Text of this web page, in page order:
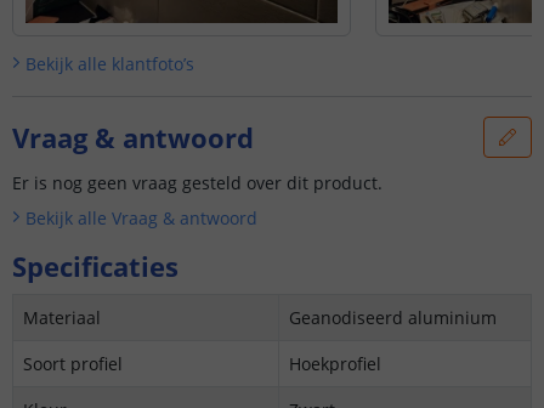
Bekijk alle klantfoto’s
Vraag & antwoord
Er is nog geen vraag gesteld over dit product.
Bekijk alle Vraag & antwoord
Specificaties
Materiaal
Geanodiseerd aluminium
Soort profiel
Hoekprofiel